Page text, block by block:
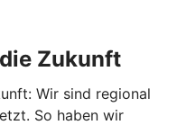
Zukunft
Wir sind regional
So haben wir